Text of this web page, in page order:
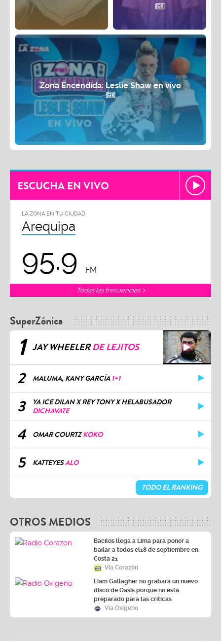
Zona Encendida: Leslie Shaw en vivo
ESCUCHA EN VIVO
LA ZONA EN TU CIUDAD
Arequipa
95.9 FM
Todas las frecuencias
SuperZónica
1 JAY WHEELERDE LEJITOS
2 MALUMA, KANY GARCÍA 1+1
3
YA ICE DILAN X REY TONY X HELABUSADOR
DICHAVATE
4 OMAR COURTZKOKO
5 KATTEYESALO
TODO EL RANKING
OTROS MEDIOS
Bacilos llega a Lima para poner a
bailar a todos el18 de septiembre en
Costa 21
Vía Corazón
Liam Gallagher no grabará un nuevo
disco de Oasis porque no está
preparado para las críticas
Vía Oxígeno